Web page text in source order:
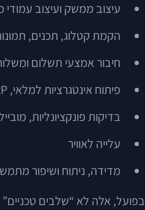
עיצוב ממשק ועיצוב עמודי
הקמת קטלוג, תכנים,
חיבור אמצעי תשלום
פיתוח אינטגרציות למלאי, CRM, ERP, חשבוניות או דיוור
בדיקות פונקציונליות,
עלייה לאוויר
מדידה, ניתוח ושיפור
בפועל, אלה לא “שלבים